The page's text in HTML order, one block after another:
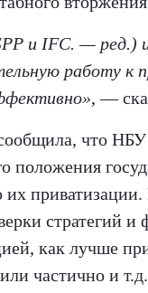
и IFC. — ред.)
работу
, —
что НБУ
положения
стратегий и
как лучше
частично и т.д.